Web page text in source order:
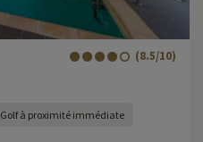
(8.5/10)
Golf à proximité immédiate